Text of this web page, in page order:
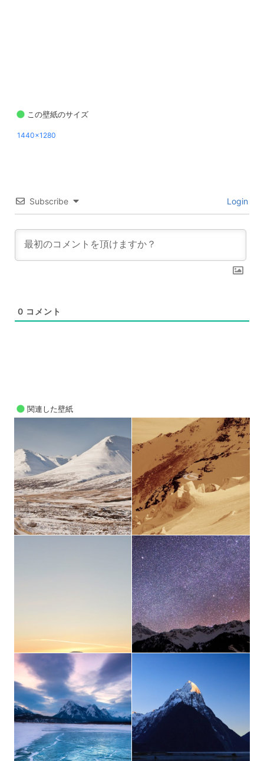
この壁紙のサイズ
1440x1280
Subscribe Login
0 コメント
関連した壁紙